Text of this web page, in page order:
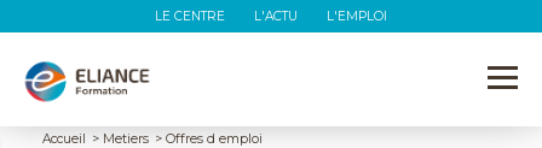
LE CENTRE L'ACTU L'EMPLOI
Accueil > Metiers > Offres d emploi